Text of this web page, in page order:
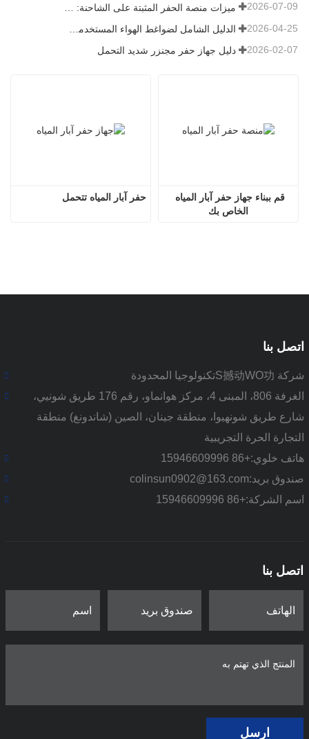
2026-07-09
2026-04-25
دليل جهاز حفر مجنزر شديد التحمل 2026-02-07
حفر آبار المياه تتحمل
الخاص بك
اتصل بنا
شركة S撼动WO功تكنولوجيا المحدودة
الغرفة 806، المبنى 4، مركز هوانماو، رقم 176 طريق شونيي،
شارع طريق شونهيوا، منطقة جينان، الصين (شاندونغ) منطقة
التجارة الحرة التجريبية
هاتف خلوي:+86 15946609996
صندوق بريد:colinsun0902@163.com
اسم الشركة:+86 15946609996
اتصل بنا
ارسل